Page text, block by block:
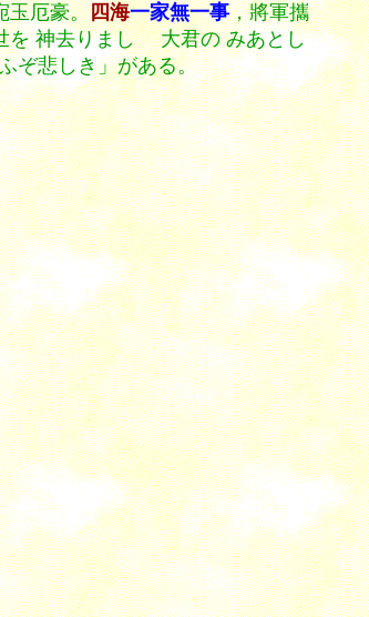
玉厄豪。四海一家無一事，將軍攜
神去りましゝ 大君の みあとし
ぞ悲しき」がある。